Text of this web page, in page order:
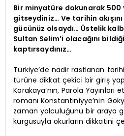
Bir minyatüre dokunarak 500
gitseydiniz… Ve tarihin
gücünüz olsaydı… Üstelik
Sultan Selim’i olacağını
kaptırsaydınız…
Türkiye’de nadir rastlanan
türüne dikkat çekici bir giriş
Karakaya’nın, Parola
romanı Konstantiniyye’nin
zaman yolculuğunu bir araya
kurgusuyla okurların dikkatini